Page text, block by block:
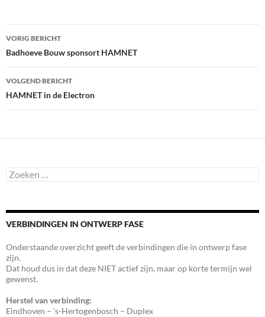
Bericht
navigatie
VORIG BERICHT
Badhoeve Bouw sponsort HAMNET
VOLGEND BERICHT
HAMNET in de Electron
Zoeken
naar:
VERBINDINGEN IN ONTWERP FASE
Onderstaande overzicht geeft de verbindingen die in ontwerp fase
zijn.
Dat houd dus in dat deze NIET actief zijn, maar op korte termijn wel
gewenst.
Herstel van verbinding:
Eindhoven – ‘s-Hertogenbosch – Duplex